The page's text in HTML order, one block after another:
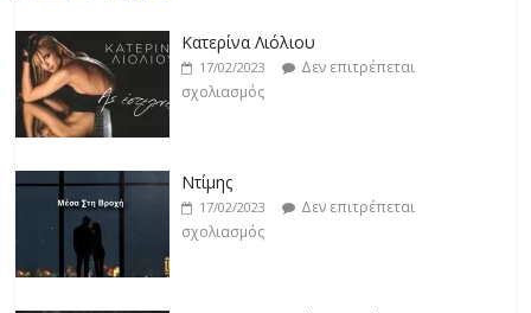
Ντίμης
17/02/2023
Δεν επιτρέπεται
σχολιασμός
Darkon feat. Τζένη Κοσμίδου
17/02/2023
Δεν επιτρέπεται
σχολιασμός